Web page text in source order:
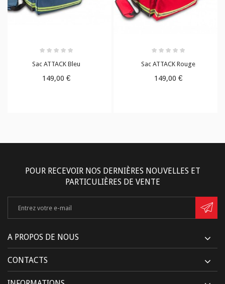
Sac ATTACK Bleu
149,00 €
Sac ATTACK Rouge
149,00 €
POUR RECEVOIR NOS DERNIÈRES NOUVELLES ET
PARTICULIÈRES DE VENTE
A PROPOS DE NOUS
CONTACTS